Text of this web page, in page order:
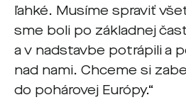
ľahké. Musíme spraviť
sme boli po základnej
a v nadstavbe potrápili a
nad nami. Chceme si
do pohárovej Európy.“